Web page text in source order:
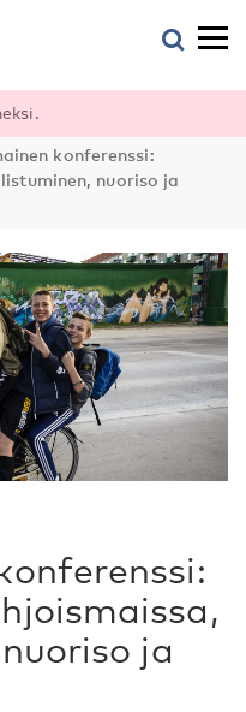
konferenssi:
nuoriso ja
ja